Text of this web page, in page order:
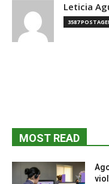
Leticia
3587
MOST READ